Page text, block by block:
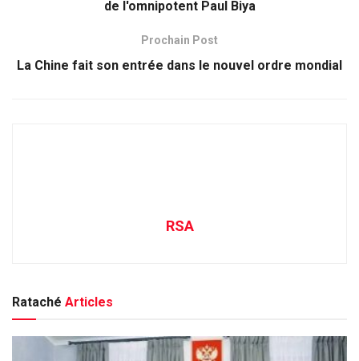
de l'omnipotent Paul Biya
Prochain Post
La Chine fait son entrée dans le nouvel ordre mondial
RSA
Rataché Articles